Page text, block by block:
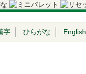
字 ひらがな English